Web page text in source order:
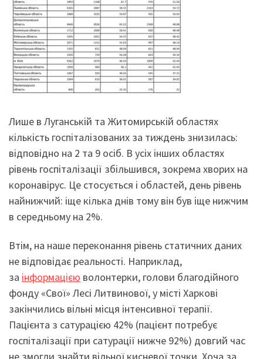
Лише в Луганській та Житомирській областях
кількість госпіталізованих за тиждень знизилась:
відповідно на 2 та 9 осіб. В усіх інших областях
рівень госпіталізації збільшився, зокрема хворих на
коронавірус. Це стосується і областей, день рівень
найнижчий: іще кілька днів тому він був іще нижчим
в середньому на 2%.
Втім, на наше переконання рівень статичних даних
не відповідає реальності. Наприклад,
за інформацією волонтерки, голови благодійного
фонду «Свої» Лесі Литвинової, у місті Харкові
закінчились вільні місця інтенсивної терапії.
Пацієнта з сатурацією 42% (пацієнт потребує
госпіталізації при сатурації нижче 92%) довгий час